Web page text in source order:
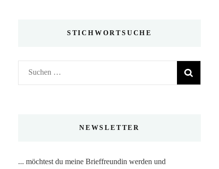
STICHWORTSUCHE
Suchen
nach:
NEWSLETTER
... möchtest du meine Brieffreundin werden und